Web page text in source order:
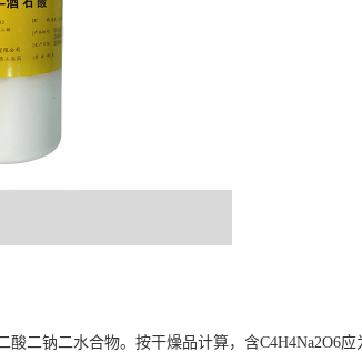
二钠二水合物。按干燥品计算，含C4H4Na2O6应